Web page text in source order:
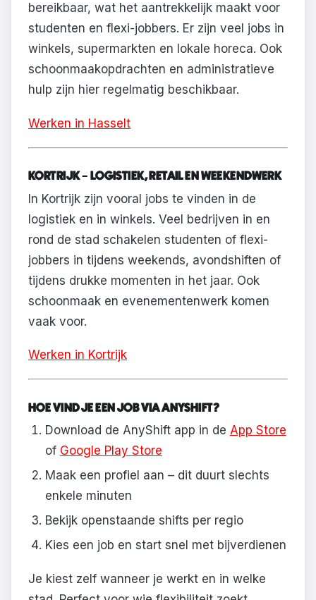
bereikbaar, wat het aantrekkelijk maakt voor
studenten en flexi-jobbers. Er zijn veel jobs in
winkels, supermarkten en lokale horeca. Ook
schoonmaakopdrachten en administratieve
hulp zijn hier regelmatig beschikbaar.
Werken in Hasselt
KORTRIJK – LOGISTIEK, RETAIL EN WEEKENDWERK
In Kortrijk zijn vooral jobs te vinden in de
logistiek en in winkels. Veel bedrijven in en
rond de stad schakelen studenten of flexi-
jobbers in tijdens weekends, avondshiften of
tijdens drukke momenten in het jaar. Ook
schoonmaak en evenementenwerk komen
vaak voor.
Werken in Kortrijk
HOE VIND JE EEN JOB VIA ANYSHIFT?
Download de AnyShift app in de App Store
of Google Play Store
Maak een profiel aan – dit duurt slechts
enkele minuten
Bekijk openstaande shifts per regio
Kies een job en start snel met bijverdienen
Je kiest zelf wanneer je werkt en in welke